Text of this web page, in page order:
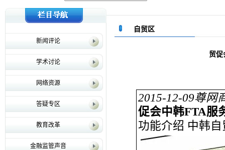
新闻评论
学术讨论
网络资源
答疑专区
教育改革
金融监管声音
自贸区
贸促
2015-12-09尊网
促会中韩FTA服
功能介绍 中韩